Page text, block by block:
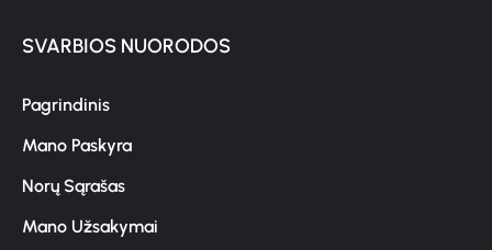
SVARBIOS NUORODOS
Pagrindinis
Mano Paskyra
Norų Sąrašas
Mano Užsakymai